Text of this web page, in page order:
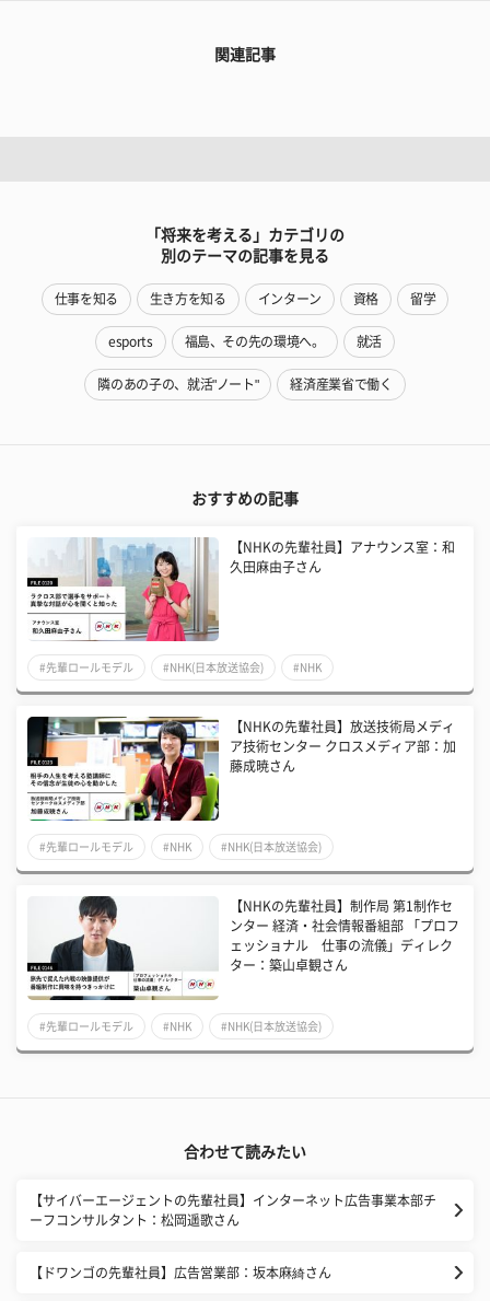
関連記事
「将来を考える」カテゴリの
別のテーマの記事を見る
仕事を知る 生き方を知る インターン 資格 留学
esports 福島、その先の環境へ。 就活
隣のあの子の、就活"ノート" 経済産業省で働く
おすすめの記事
【NHKの先輩社員】アナウンス室：和
久田麻由子さん
#先輩ロールモデル #NHK(日本放送協会) #NHK
【NHKの先輩社員】放送技術局メディ
ア技術センター クロスメディア部：加
藤成暁さん
#先輩ロールモデル #NHK #NHK(日本放送協会)
【NHKの先輩社員】制作局 第1制作セ
ンター 経済・社会情報番組部 「プロフ
ェッショナル 仕事の流儀」ディレク
ター：築山卓観さん
#先輩ロールモデル #NHK #NHK(日本放送協会)
合わせて読みたい
【サイバーエージェントの先輩社員】インターネット広告事業本部チ
ーフコンサルタント：松岡遥歌さん
【ドワンゴの先輩社員】広告営業部：坂本麻綺さん